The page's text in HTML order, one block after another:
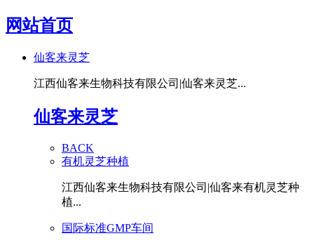
网站首页
仙客来灵芝
江西仙客来生物科技有限公司|仙客来灵芝...
仙客来灵芝
BACK
有机灵芝种植
江西仙客来生物科技有限公司|仙客来有机灵芝种
植...
国际标准GMP车间